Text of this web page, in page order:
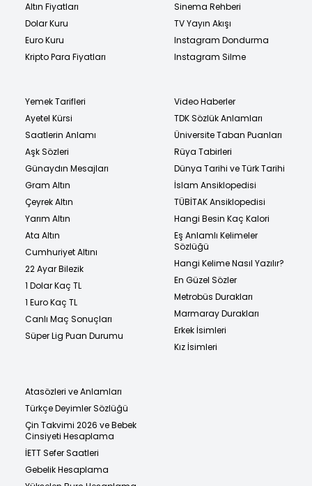
Altın Fiyatları
Dolar Kuru
Euro Kuru
Kripto Para Fiyatları
Sinema Rehberi
TV Yayın Akışı
Instagram Dondurma
Instagram Silme
Yemek Tarifleri
Ayetel Kürsi
Saatlerin Anlamı
Aşk Sözleri
Günaydın Mesajları
Gram Altın
Çeyrek Altın
Yarım Altın
Ata Altın
Cumhuriyet Altını
22 Ayar Bilezik
1 Dolar Kaç TL
1 Euro Kaç TL
Canlı Maç Sonuçları
Süper Lig Puan Durumu
Video Haberler
TDK Sözlük Anlamları
Üniversite Taban Puanları
Rüya Tabirleri
Dünya Tarihi ve Türk Tarihi
İslam Ansiklopedisi
TÜBİTAK Ansiklopedisi
Hangi Besin Kaç Kalori
Eş Anlamlı Kelimeler
Sözlüğü
Hangi Kelime Nasıl Yazılır?
En Güzel Sözler
Metrobüs Durakları
Marmaray Durakları
Erkek İsimleri
Kız İsimleri
Atasözleri ve Anlamları
Türkçe Deyimler Sözlüğü
Çin Takvimi 2026 ve Bebek
Cinsiyeti Hesaplama
İETT Sefer Saatleri
Gebelik Hesaplama